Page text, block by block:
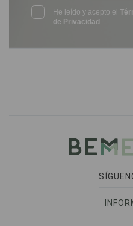
He leído y acepto el
de Privacidad